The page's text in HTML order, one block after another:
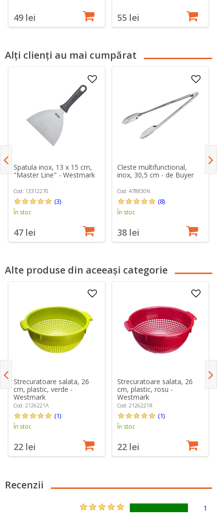
49 lei 55 lei
Alți clienți au mai cumpărat
Spatula inox, 13 x 15 cm,
"Master Line" - Westmark
Cod: 13312270
(3)
În stoc
47 lei
Cleste multifunctional,
inox, 30,5 cm - de Buyer
Cod: 478830N
(8)
În stoc
38 lei
Alte produse din aceeași categorie
Strecuratoare salata, 26
cm, plastic, verde -
Westmark
Cod: 2126221A
(1)
În stoc
22 lei
Strecuratoare salata, 26
cm, plastic, rosu -
Westmark
Cod: 2126221R
(1)
În stoc
22 lei
Recenzii
1